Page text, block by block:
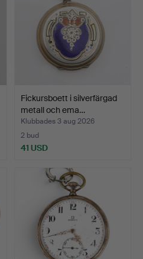
Fickursboett i silverfärgad
metall och ema…
Klubbades 3 aug 2026
2 bud
41 USD